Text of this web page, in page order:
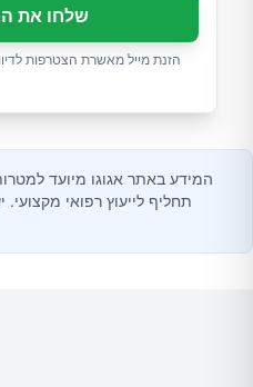
שלחו את
הזנת מייל מאשרת הצטרפות
המידע באתר אגוגו מיועד
תחליף לייעוץ רפואי